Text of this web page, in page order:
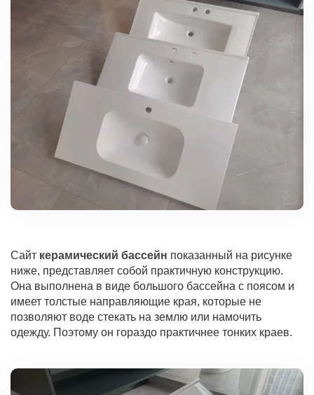
Сайт керамический бассейн показанный на рисунке
ниже, представляет собой практичную конструкцию.
Она выполнена в виде большого бассейна с поясом и
имеет толстые направляющие края, которые не
позволяют воде стекать на землю или намочить
одежду. Поэтому он гораздо практичнее тонких краев.